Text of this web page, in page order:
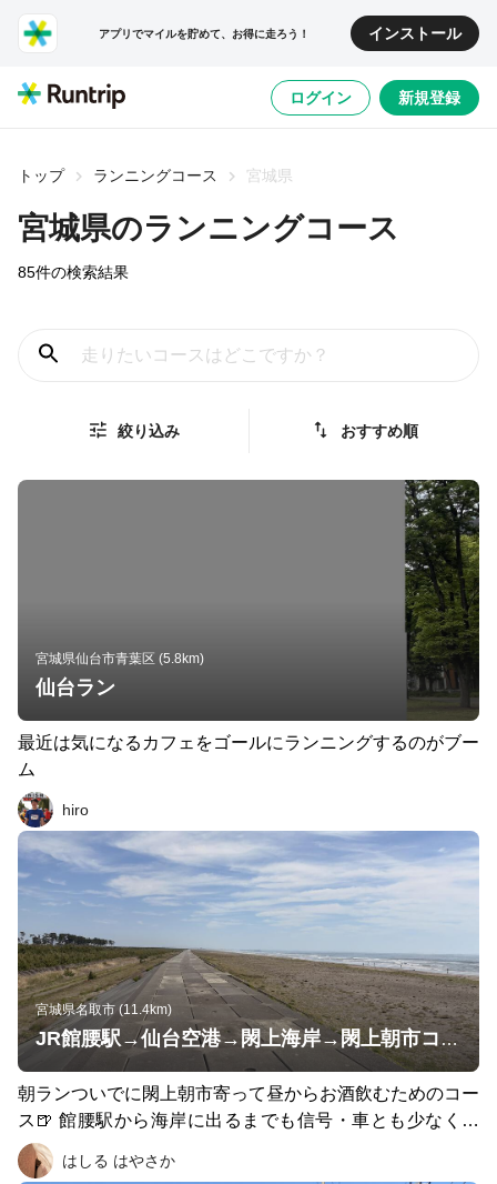
アプリでマイルを貯めて、お得に走ろう！ インストール
ログイン 新規登録
トップ ランニングコース 宮城県
宮城県のランニングコース
85件の検索結果
絞り込み おすすめ順
宮城県仙台市青葉区 (5.8km)
仙台ラン
最近は気になるカフェをゴールにランニングするのがブー
ム
hiro
宮城県名取市 (11.4km)
JR館腰駅→仙台空港→閖上海岸→閖上朝市コース
朝ランついでに閖上朝市寄って昼からお酒飲むためのコー
ス🍺 館腰駅から海岸に出るまでも信号・車とも少なくて
とても走りやすいが、海岸に出るとそれはもう走りやすい
とかいう次元超えて脳汁溢れ出る楽しさ
はしる はやさか